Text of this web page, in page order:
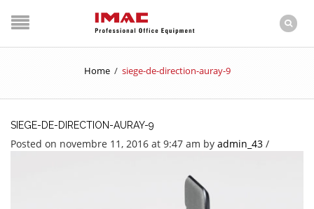
Home / siege-de-direction-auray-9
SIEGE-DE-DIRECTION-AURAY-9
Posted on novembre 11, 2016 at 9:47 am by admin_43 /